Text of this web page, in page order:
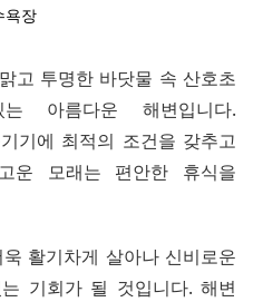
욕장
고 투명한 바닷물 속 산호초
아름다운 해변입니다.
기에 최적의 조건을 갖추고
운 모래는 편안한 휴식을
활기차게 살아나 신비로운
기회가 될 것입니다. 해변